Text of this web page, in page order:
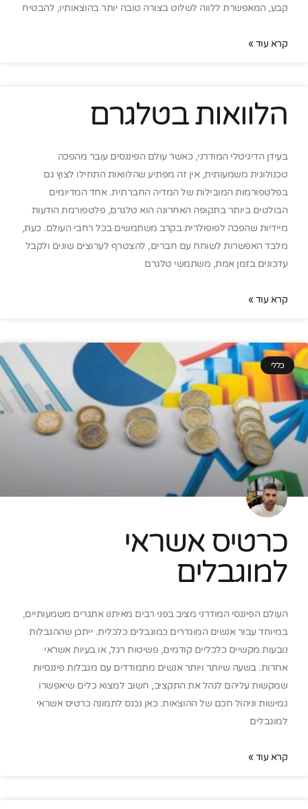
קבע, המאפשרת ללווה לשלוט בצורה טובה יותר בהוצאותיו, להבטיח
קרא עוד »
הלוואות בטלגרם
בעידן הדיגיטלי המודרני, כאשר עולם הפיננסים עובר מהפכה
טכנולוגית משמעותית, אין זה מפתיע שהלוואות התחילו לצוץ גם
בפלטפורמות המובילות של המדיה החברתית. אחד המדיומים
הבולטים ביותר בתקופה האחרונה הוא טלגרם, פלטפורמת הודעות
מיידיות שהפכה לפופולרית בקרב משתמשים בכל רחבי העולם. כעת,
מלבד האפשרות לשוחח עם חברים, להצטרף לערוצים שונים ולקבל
עדכונים בזמן אמת, משתמשי טלגרם
קרא עוד »
כללי
כרטיס אשראי
למוגבלים
העולם הפיננסי המודרני מציב בפני רבים מאיתנו אתגרים משמעותיים,
במיוחד עבור אנשים המוגדרים כמוגבלים כלכלית. ייתכן שההגבלות
נובעות מקשיים כלכליים קודמים, פשיטות רגל, או בעיות אשראי
אחרות. בשעה שיותר ויותר אנשים מתמודדים עם מגבלות פיננסיות
שמקשות עליהם לנהל את התקציב, חשוב למצוא כלים שיאפשרו
גמישות וניהול חכם של ההוצאות. כאן נכנס לתמונה כרטיס אשראי
למוגבלים
קרא עוד »